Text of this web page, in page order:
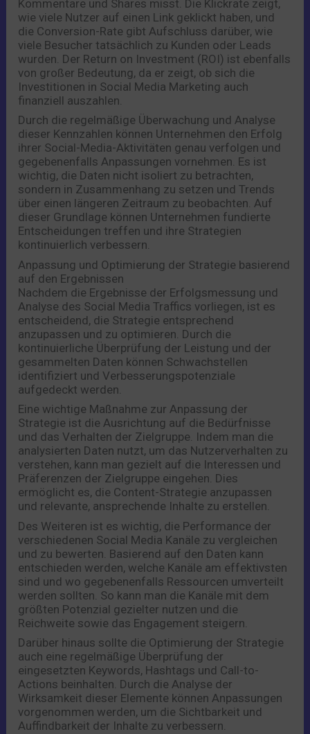
Kommentare und Shares misst. Die Klickrate zeigt,
wie viele Nutzer auf einen Link geklickt haben, und
die Conversion-Rate gibt Aufschluss darüber, wie
viele Besucher tatsächlich zu Kunden oder Leads
wurden. Der Return on Investment (ROI) ist ebenfalls
von großer Bedeutung, da er zeigt, ob sich die
Investitionen in Social Media Marketing auch
finanziell auszahlen.
Durch die regelmäßige Überwachung und Analyse
dieser Kennzahlen können Unternehmen den Erfolg
ihrer Social-Media-Aktivitäten genau verfolgen und
gegebenenfalls Anpassungen vornehmen. Es ist
wichtig, die Daten nicht isoliert zu betrachten,
sondern in Zusammenhang zu setzen und Trends
über einen längeren Zeitraum zu beobachten. Auf
dieser Grundlage können Unternehmen fundierte
Entscheidungen treffen und ihre Strategien
kontinuierlich verbessern.
Anpassung und Optimierung der Strategie basierend
auf den Ergebnissen
Nachdem die Ergebnisse der Erfolgsmessung und
Analyse des Social Media Traffics vorliegen, ist es
entscheidend, die Strategie entsprechend
anzupassen und zu optimieren. Durch die
kontinuierliche Überprüfung der Leistung und der
gesammelten Daten können Schwachstellen
identifiziert und Verbesserungspotenziale
aufgedeckt werden.
Eine wichtige Maßnahme zur Anpassung der
Strategie ist die Ausrichtung auf die Bedürfnisse
und das Verhalten der Zielgruppe. Indem man die
analysierten Daten nutzt, um das Nutzerverhalten zu
verstehen, kann man gezielt auf die Interessen und
Präferenzen der Zielgruppe eingehen. Dies
ermöglicht es, die Content-Strategie anzupassen
und relevante, ansprechende Inhalte zu erstellen.
Des Weiteren ist es wichtig, die Performance der
verschiedenen Social Media Kanäle zu vergleichen
und zu bewerten. Basierend auf den Daten kann
entschieden werden, welche Kanäle am effektivsten
sind und wo gegebenenfalls Ressourcen umverteilt
werden sollten. So kann man die Kanäle mit dem
größten Potenzial gezielter nutzen und die
Reichweite sowie das Engagement steigern.
Darüber hinaus sollte die Optimierung der Strategie
auch eine regelmäßige Überprüfung der
eingesetzten Keywords, Hashtags und Call-to-
Actions beinhalten. Durch die Analyse der
Wirksamkeit dieser Elemente können Anpassungen
vorgenommen werden, um die Sichtbarkeit und
Auffindbarkeit der Inhalte zu verbessern.